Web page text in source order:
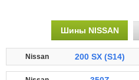
Шины NISSAN
Nissan 200 SX (S14)